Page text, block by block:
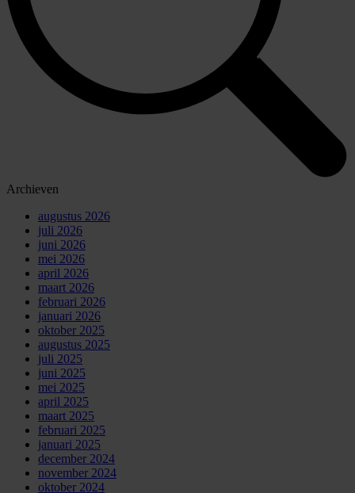
Archieven
augustus 2026
juli 2026
juni 2026
mei 2026
april 2026
maart 2026
februari 2026
januari 2026
oktober 2025
augustus 2025
juli 2025
juni 2025
mei 2025
april 2025
maart 2025
februari 2025
januari 2025
december 2024
november 2024
oktober 2024